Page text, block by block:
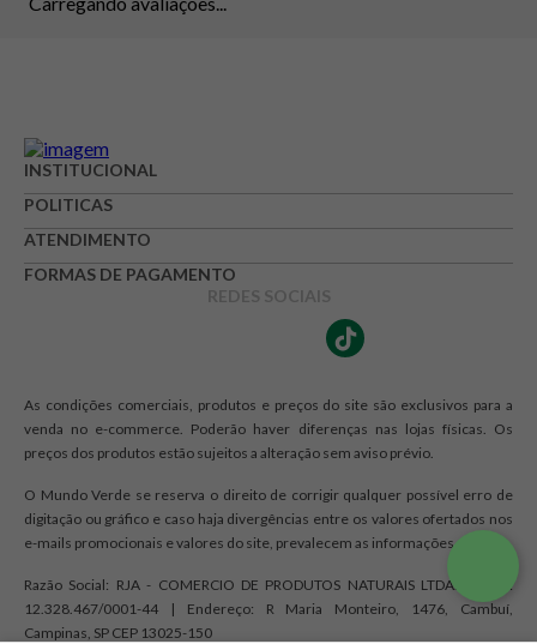
INSTITUCIONAL
POLITICAS
ATENDIMENTO
FORMAS DE PAGAMENTO
REDES SOCIAIS
As condições comerciais, produtos e preços do site são exclusivos para a
venda no e-commerce. Poderão haver diferenças nas lojas físicas. Os
preços dos produtos estão sujeitos a alteração sem aviso prévio.
O Mundo Verde se reserva o direito de corrigir qualquer possível erro de
digitação ou gráfico e caso haja divergências entre os valores ofertados nos
e-mails promocionais e valores do site, prevalecem as informações do site.
Razão Social: RJA - COMERCIO DE PRODUTOS NATURAIS LTDA. | CNPJ:
12.328.467/0001-44 | Endereço: R Maria Monteiro, 1476, Cambuí,
Campinas, SP CEP 13025-150